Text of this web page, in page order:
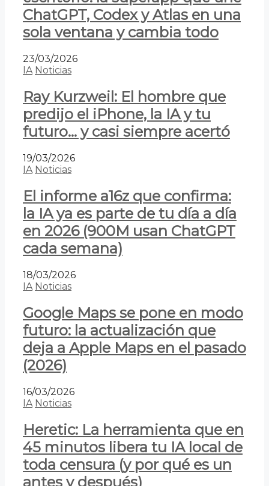
ChatGPT, Codex y Atlas en una
sola ventana y cambia todo
23/03/2026
IA Noticias
Ray Kurzweil: El hombre que
predijo el iPhone, la IA y tu
futuro… y casi siempre acertó
19/03/2026
IA Noticias
El informe a16z que confirma:
la IA ya es parte de tu día a día
en 2026 (900M usan ChatGPT
cada semana)
18/03/2026
IA Noticias
Google Maps se pone en modo
futuro: la actualización que
deja a Apple Maps en el pasado
(2026)
16/03/2026
IA Noticias
Heretic: La herramienta que en
45 minutos libera tu IA local de
toda censura (y por qué es un
antes y después)